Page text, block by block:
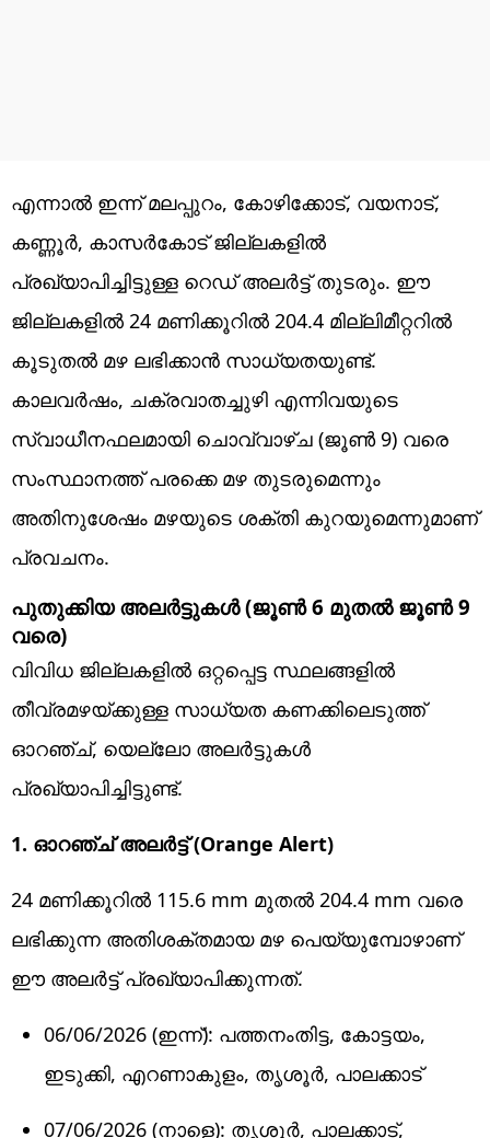
എന്നാൽ ഇന്ന് മലപ്പുറം, കോഴിക്കോട്, വയനാട്,
കണ്ണൂർ, കാസർകോട് ജില്ലകളിൽ
പ്രഖ്യാപിച്ചിട്ടുള്ള റെഡ് അലർട്ട് തുടരും. ഈ
ജില്ലകളിൽ 24 മണിക്കൂറിൽ 204.4 മില്ലിമീറ്ററിൽ
കൂടുതൽ മഴ ലഭിക്കാൻ സാധ്യതയുണ്ട്.
കാലവർഷം, ചക്രവാതച്ചുഴി എന്നിവയുടെ
സ്വാധീനഫലമായി ചൊവ്വാഴ്ച (ജൂൺ 9) വരെ
സംസ്ഥാനത്ത് പരക്കെ മഴ തുടരുമെന്നും
അതിനുശേഷം മഴയുടെ ശക്തി കുറയുമെന്നുമാണ്
പ്രവചനം.
പുതുക്കിയ അലർട്ടുകൾ (ജൂൺ 6 മുതൽ ജൂൺ 9
വരെ)
വിവിധ ജില്ലകളിൽ ഒറ്റപ്പെട്ട സ്ഥലങ്ങളിൽ
തീവ്രമഴയ്ക്കുള്ള സാധ്യത കണക്കിലെടുത്ത്
ഓറഞ്ച്, യെല്ലോ അലർട്ടുകൾ
പ്രഖ്യാപിച്ചിട്ടുണ്ട്.
1. ഓറഞ്ച് അലർട്ട് (Orange Alert)
24 മണിക്കൂറിൽ 115.6 mm മുതൽ 204.4 mm വരെ
ലഭിക്കുന്ന അതിശക്തമായ മഴ പെയ്യുമ്പോഴാണ്
ഈ അലർട്ട് പ്രഖ്യാപിക്കുന്നത്.
06/06/2026 (ഇന്ന്): പത്തനംതിട്ട, കോട്ടയം,
ഇടുക്കി, എറണാകുളം, തൃശൂർ, പാലക്കാട്
07/06/2026 (നാളെ): തൃശൂർ, പാലക്കാട്,